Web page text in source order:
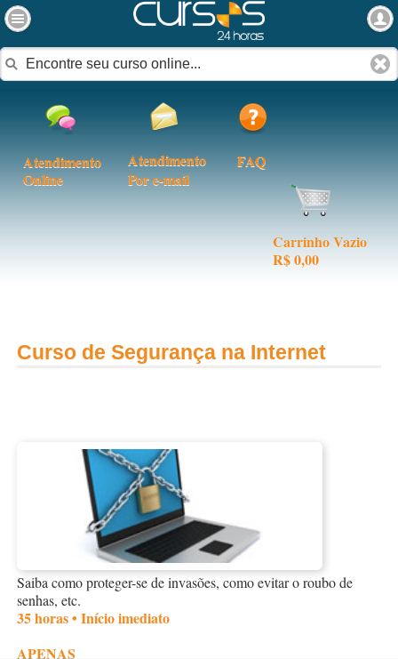
Atendimento
Online
Atendimento
Por e-mail
FAQ
Carrinho Vazio
R$ 0,00
Curso de Segurança na Internet
Saiba como proteger-se de invasões, como evitar o roubo de
senhas, etc.
35 horas • Início imediato
APENAS